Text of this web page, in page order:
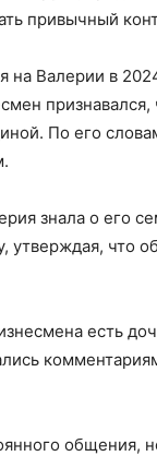
привычный
Валерии в
По его
знала о его
что
есть
общения,